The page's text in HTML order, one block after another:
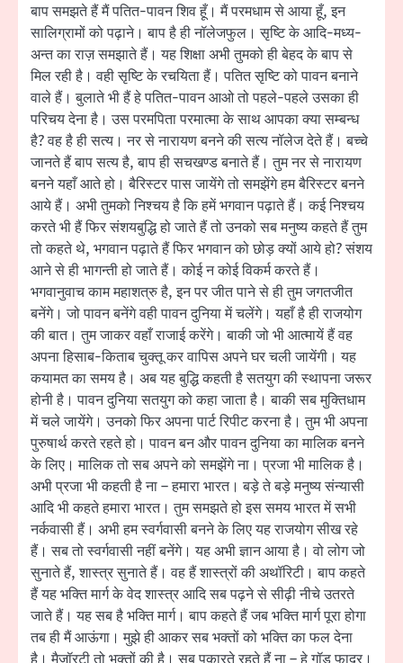
बाप समझते हैं मैं पतित-पावन शिव हूँ। मैं परमधाम से आया हूँ, इन
सालिग्रामों को पढ़ाने। बाप है ही नॉलेजफुल। सृष्टि के आदि-मध्य-
अन्त का राज़ समझाते हैं। यह शिक्षा अभी तुमको ही बेहद के बाप से
मिल रही है। वही सृष्टि के रचयिता हैं। पतित सृष्टि को पावन बनाने
वाले हैं। बुलाते भी हैं हे पतित-पावन आओ तो पहले-पहले उसका ही
परिचय देना है। उस परमपिता परमात्मा के साथ आपका क्या सम्बन्ध
है? वह है ही सत्य। नर से नारायण बनने की सत्य नॉलेज देते हैं। बच्चे
जानते हैं बाप सत्य है, बाप ही सचखण्ड बनाते हैं। तुम नर से नारायण
बनने यहाँ आते हो। बैरिस्टर पास जायेंगे तो समझेंगे हम बैरिस्टर बनने
आये हैं। अभी तुमको निश्चय है कि हमें भगवान पढ़ाते हैं। कई निश्चय
करते भी हैं फिर संशयबुद्धि हो जाते हैं तो उनको सब मनुष्य कहते हैं तुम
तो कहते थे, भगवान पढ़ाते हैं फिर भगवान को छोड़ क्यों आये हो? संशय
आने से ही भागन्ती हो जाते हैं। कोई न कोई विकर्म करते हैं।
भगवानुवाच काम महाशत्रु है, इन पर जीत पाने से ही तुम जगतजीत
बनेंगे। जो पावन बनेंगे वही पावन दुनिया में चलेंगे। यहाँ है ही राजयोग
की बात। तुम जाकर वहाँ राजाई करेंगे। बाकी जो भी आत्मायें हैं वह
अपना हिसाब-किताब चुक्तू कर वापिस अपने घर चली जायेंगी। यह
कयामत का समय है। अब यह बुद्धि कहती है सतयुग की स्थापना जरूर
होनी है। पावन दुनिया सतयुग को कहा जाता है। बाकी सब मुक्तिधाम
में चले जायेंगे। उनको फिर अपना पार्ट रिपीट करना है। तुम भी अपना
पुरुषार्थ करते रहते हो। पावन बन और पावन दुनिया का मालिक बनने
के लिए। मालिक तो सब अपने को समझेंगे ना। प्रजा भी मालिक है।
अभी प्रजा भी कहती है ना – हमारा भारत। बड़े ते बड़े मनुष्य संन्यासी
आदि भी कहते हमारा भारत। तुम समझते हो इस समय भारत में सभी
नर्कवासी हैं। अभी हम स्वर्गवासी बनने के लिए यह राजयोग सीख रहे
हैं। सब तो स्वर्गवासी नहीं बनेंगे। यह अभी ज्ञान आया है। वो लोग जो
सुनाते हैं, शास्त्र सुनाते हैं। वह हैं शास्त्रों की अथॉरिटी। बाप कहते
हैं यह भक्ति मार्ग के वेद शास्त्र आदि सब पढ़ने से सीढ़ी नीचे उतरते
जाते हैं। यह सब है भक्ति मार्ग। बाप कहते हैं जब भक्ति मार्ग पूरा होगा
तब ही मैं आऊंगा। मुझे ही आकर सब भक्तों को भक्ति का फल देना